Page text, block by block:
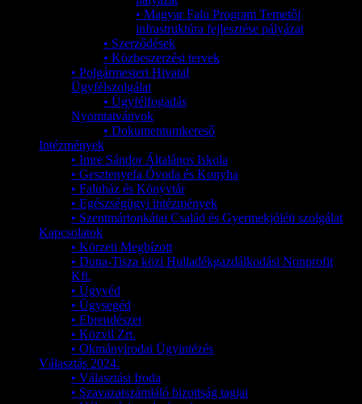
• Magyar Falu Program Temetői
infrastruktúra fejlesztése pályázat
• Szerződések
• Közbeszerzési tervek
• Polgármesteri Hivatal
Ügyfélszolgálat
• Ügyfélfogadás
Nyomtatványok
• Dokumentumkereső
Intézmények
• Imre Sándor Általános Iskola
• Gesztenyefa Óvoda és Konyha
• Faluház és Könyvtár
• Egészségügyi intézmények
• Szentmártonkátai Család és Gyermekjóléti szolgálat
Kapcsolatok
• Körzeti Megbízott
• Duna-Tisza közi Hulladékgazdálkodási Nonprofit
Kft.
• Ügyvéd
• Ügysegéd
• Ebrendészet
• Közvil Zrt.
• Okmányirodai Ügyintézés
Választás 2024.
• Választási Iroda
• Szavazatszámláló bizottság tagjai